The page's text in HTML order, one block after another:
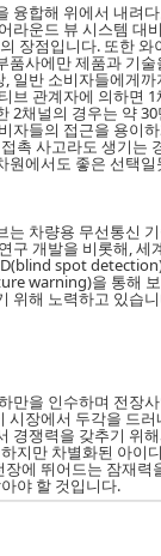
융합해 위에서 내려
라운드 뷰 시스템 대
장점입니다. 또한 와
품사에만 제품과 기
일반 소비자들에게까
브 관계자에 의하면
2채널의 경우는 약
자들의 접근을 용이
촉 사고라도 생기는
원에서도 좋은 선택일
는 차량용 무선통신
구 개발을 비롯해, 세
spot
warning)을 통해
위해 노력하고 있습
만을 인수하며 전장
시장에서 두각을 드러
경쟁력을 갖추기 위
지만 차별화된 아이
에 뛰어드는 잠재력
야 할 것입니다.